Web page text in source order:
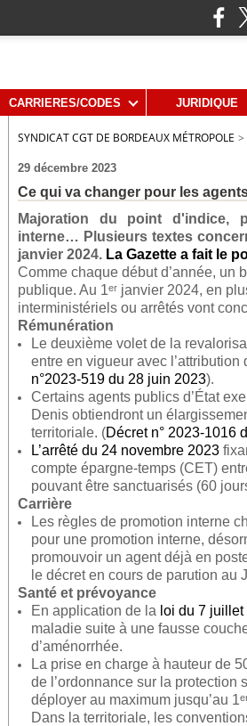
CARRIERES/CODES JURIDIQUE
SYNDICAT CGT DE BORDEAUX MÉTROPOLE >
29 décembre 2023
Ce qui va changer pour les
Majoration du point d'indice,
interne… Plusieurs textes
janvier 2024. La Gazette a fait le
Comme chaque début d’année, un
publique. Au 1ᵉʳ janvier 2024, en
interministériels ou arrêtés vont
Rémunération
Le deuxième volet de la
entre en vigueur avec l’attribution
n°2023-519 du 28 juin 2023).
Certains agents publics d’État
Denis obtiendront un
territoriale. (Décret n° 2023-1016
L’arrêté du 24 novembre 2023
compte épargne-temps (CET)
pouvant être sanctuarisés (60
Carrière
Les règles de promotion interne
pour une promotion interne,
promouvoir un agent déjà en
le décret en cours de parution au
Santé et prévoyance
En application de la loi du 7
maladie suite à une fausse
d’aménorrhée.
La prise en charge à hauteur de
de l’ordonnance sur la protection
déployer au maximum jusqu’au
Dans la territoriale, les